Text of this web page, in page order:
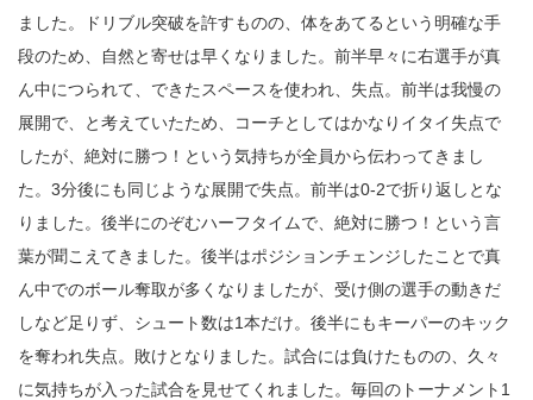
ました。ドリブル突破を許すものの、体をあてるという明確な手
段のため、自然と寄せは早くなりました。前半早々に右選手が真
ん中につられて、できたスペースを使われ、失点。前半は我慢の
展開で、と考えていたため、コーチとしてはかなりイタイ失点で
したが、絶対に勝つ！という気持ちが全員から伝わってきまし
た。3分後にも同じような展開で失点。前半は0-2で折り返しとな
りました。後半にのぞむハーフタイムで、絶対に勝つ！という言
葉が聞こえてきました。後半はポジションチェンジしたことで真
ん中でのボール奪取が多くなりましたが、受け側の選手の動きだ
しなど足りず、シュート数は1本だけ。後半にもキーパーのキック
を奪われ失点。敗けとなりました。試合には負けたものの、久々
に気持ちが入った試合を見せてくれました。毎回のトーナメント1